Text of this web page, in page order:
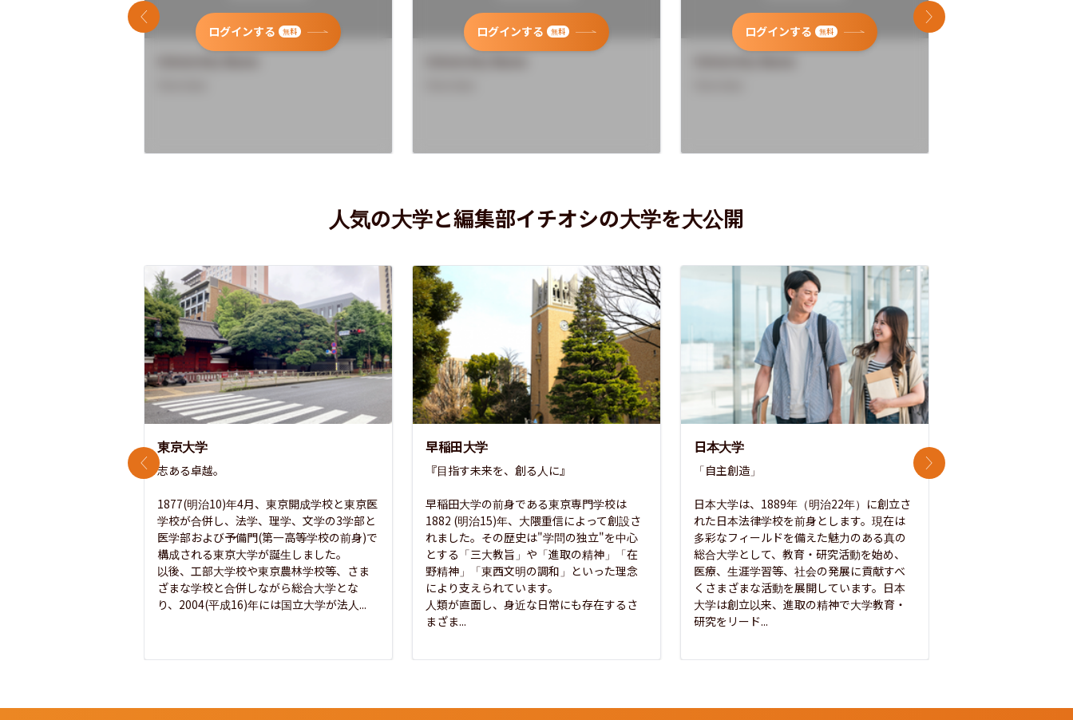
ログインする 無料 ログインする 無料 ログインする 無料
前のスライド 次のスライド
人気の大学と編集部イチオシの大学を大公開
東京大学
志ある卓越。
1877(明治10)年4月、東京開成学校と東京医
学校が合併し、法学、理学、文学の3学部と
医学部および予備門(第一高等学校の前身)で
構成される東京大学が誕生しました。
以後、工部大学校や東京農林学校等、さま
ざまな学校と合併しながら総合大学とな
り、2004(平成16)年には国立大学が法人...
早稲田大学
『目指す未来を、創る人に』
早稲田大学の前身である東京専門学校は
1882 (明治15)年、大隈重信によって創設さ
れました。その歴史は"学問の独立"を中心
とする「三大教旨」や「進取の精神」「在
野精神」「東西文明の調和」といった理念
により支えられています。
人類が直面し、身近な日常にも存在するさ
まざま...
日本大学
「自主創造」
日本大学は、1889年（明治22年）に創立さ
れた日本法律学校を前身とします。現在は
多彩なフィールドを備えた魅力のある真の
総合大学として、教育・研究活動を始め、
医療、生涯学習等、社会の発展に貢献すべ
くさまざまな活動を展開しています。日本
大学は創立以来、進取の精神で大学教育・
研究をリード...
前のスライド 次のスライド